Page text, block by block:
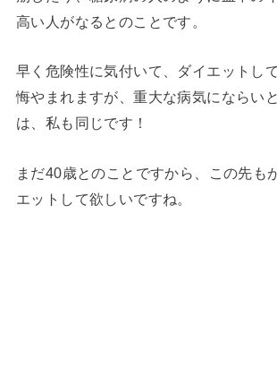
高い人がなるとのことです。
早く危険性に気付いて、ダイエットし
悔やまれますが、重大な病気にならい
は、私も同じです！
まだ40歳とのことですから、この先も
エットして欲しいですね。